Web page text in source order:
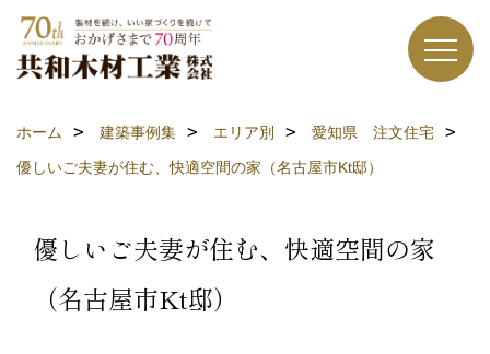
ホーム 建築事例集 エリア別
愛知県 注文住宅
優しいご夫妻が住む、快適空間の家（名古屋市Kt邸）
優しいご夫妻が住む、快適空間の家
（名古屋市Kt邸）